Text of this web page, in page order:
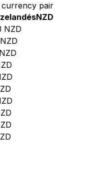
pair
NZD
NZD
NZD
NZD